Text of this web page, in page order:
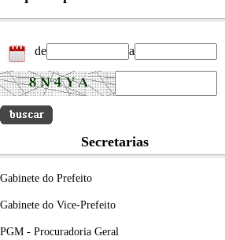
de a
Secretarias
Gabinete do Prefeito
Gabinete do Vice-Prefeito
PGM - Procuradoria Geral